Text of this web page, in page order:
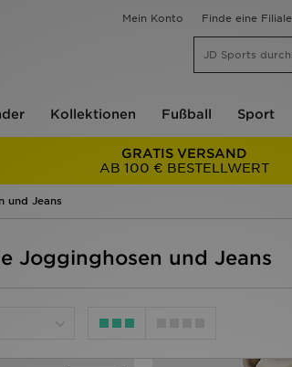
Mein Konto Finde eine Filiale
Kollektionen Fußball Sport
GRATIS VERSAND
AB 100 € BESTELLWERT
und Jeans
Jogginghosen und Jeans